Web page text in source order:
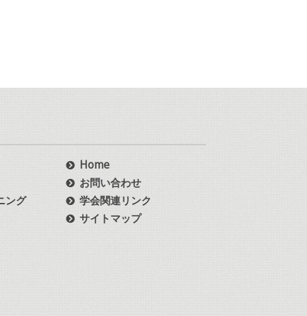
ング
Home
お問い合わせ
学会関連リンク
サイトマップ